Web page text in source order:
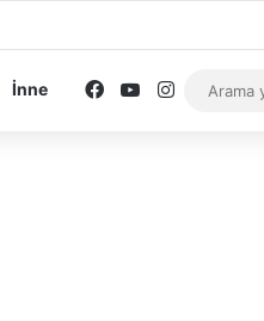
İnne Facebook
YouTube
Instagram